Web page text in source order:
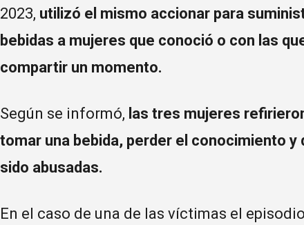
2023, utilizó el mismo accionar para
bebidas a mujeres que conoció o con las
compartir un momento.
Según se informó, las tres mujeres
tomar una bebida, perder el conocimiento
sido abusadas.
En el caso de una de las víctimas el